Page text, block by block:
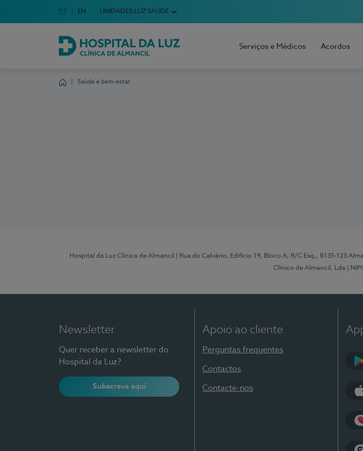
Escolha o seu idioma
Idioma em Português
PT English Language
EN UNIDADES LUZ SAÚDE
Hospital da Luz Clínica de Almancil
Serviços e Médicos Acordos
Saúde e bem-estar
Hospital da Luz Clínica de Almancil | Rua do Calvário, Edifício 19, Bloco A, R/C Esq., 8135-123
Clínico de Almancil, Lda
|
Newsletter
Quer receber a newsletter do
Hospital da Luz?
Subscreva aqui
Apoio ao cliente
Perguntas frequentes
Contactos
Contacte-nos